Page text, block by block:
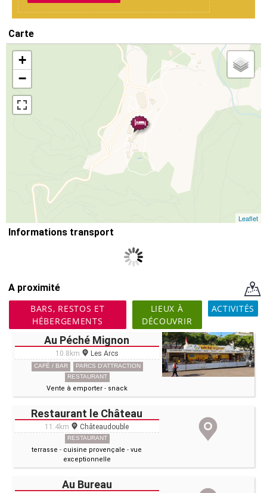
Carte
+
−
Leaflet
Informations transport
A proximité
BARS, RESTOS ET
HÉBERGEMENTS
LIEUX À
DÉCOUVRIR
ACTIVITÉS
Au Péché Mignon
10.8km Les Arcs
CAFÉ / BAR
PARCS D'ATTRACTION
RESTAURANT
Vente à emporter - snack
Restaurant le Château
11.4km Châteaudouble
RESTAURANT
terrasse - cuisine provençale -vue
exceptionnelle
Au Bureau